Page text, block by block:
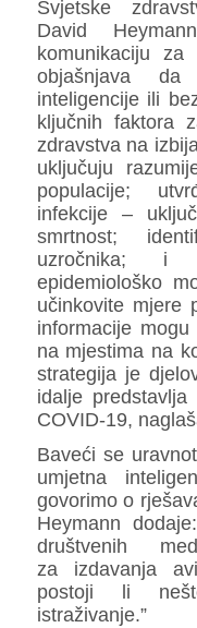
Svjetske
David
komunikaciju za
objašnjava
inteligencije ili
ključnih faktora
zdravstva na
uključuju
populacije;
infekcije –
smrtnost;
uzročnika; i
epidemiološko
učinkovite mjere
informacije
na mjestima na
strategija je
idalje
COVID-19,
Baveći se
umjetna
govorimo o
Heymann
društvenih
za
izdavanja
postoji li
istraživanje.”